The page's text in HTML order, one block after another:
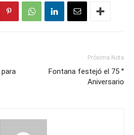
Próxima Nota
Fontana festejó el 75 °
Aniversario